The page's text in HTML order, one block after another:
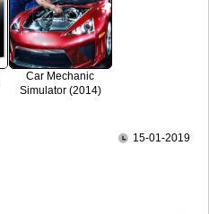
Car Mechanic
Simulator (2014)
15-01-2019